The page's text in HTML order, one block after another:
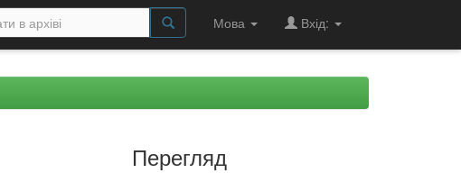
Мова Вхід:
Перегляд